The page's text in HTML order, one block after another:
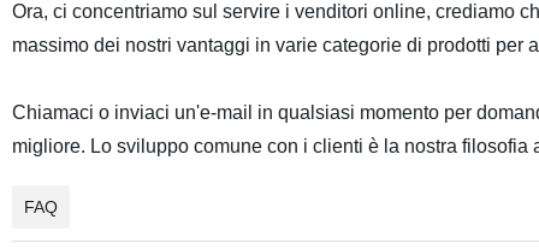
Ora, ci concentriamo sul servire i venditori online, crediamo
massimo dei nostri vantaggi in varie categorie di prodotti
Chiamaci o inviaci un'e-mail in qualsiasi momento per
migliore. Lo sviluppo comune con i clienti è la nostra filosofia
FAQ